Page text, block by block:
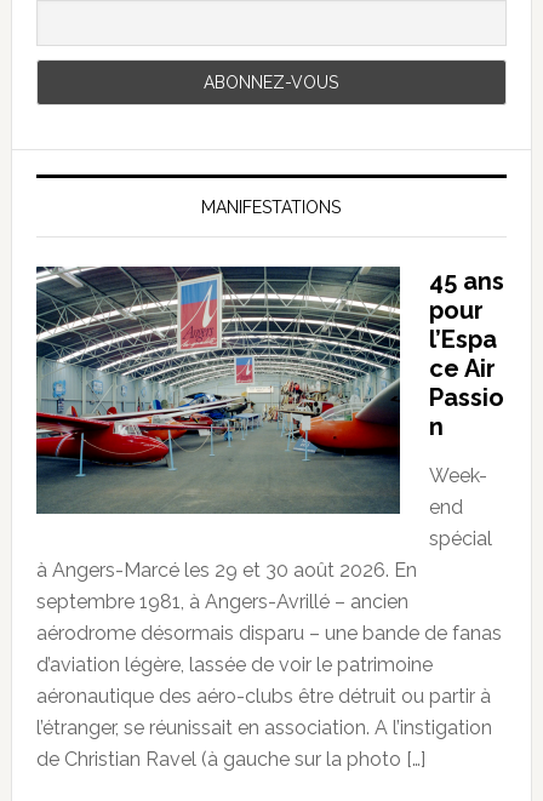
MANIFESTATIONS
45 ans
pour
l’Espa
ce Air
Passio
n
Week-
end
spécial
à Angers-Marcé les 29 et 30 août 2026. En
septembre 1981, à Angers-Avrillé – ancien
aérodrome désormais disparu – une bande de fanas
d’aviation légère, lassée de voir le patrimoine
aéronautique des aéro-clubs être détruit ou partir à
l’étranger, se réunissait en association. A l’instigation
de Christian Ravel (à gauche sur la photo […]